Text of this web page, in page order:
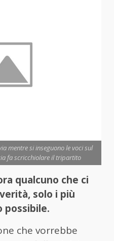
mentre si inseguono le voci sul
fa scricchiolare il tripartito
qualcuno che ci
solo i più
che vorrebbe